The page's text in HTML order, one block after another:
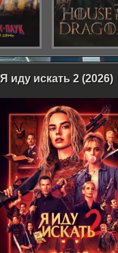
Я иду искать 2 (2026)